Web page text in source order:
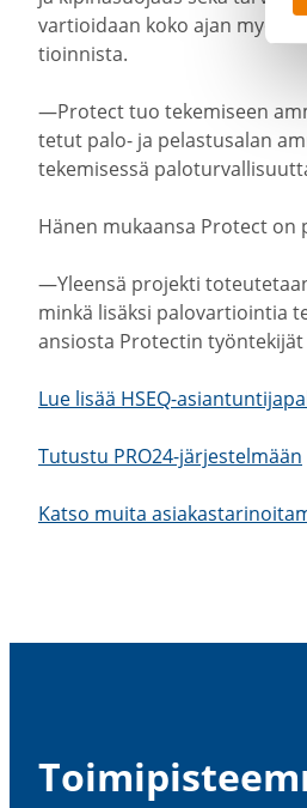
vartioidaan koko ajan myös
tioin­nista.
—Protect tuo tekemiseen
tetut palo- ja pelas­tusalan
tekemi­sessä
Hänen mukaansa Protect
—Yleensä projekti
minkä lisäksi palovar­tiointia
ansiosta Protectin
Lue lisää HSEQ-​
Tutustu PRO24-​järjestelmään
Katso muita